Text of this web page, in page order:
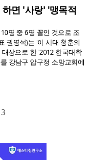
면 '사랑' '맹목적
명 중 6명 꼴인 것으로 조
권영석)는 '이 시대 청춘의
상으로 한 '2012 한국대학
강남구 압구정 소망교회에
3